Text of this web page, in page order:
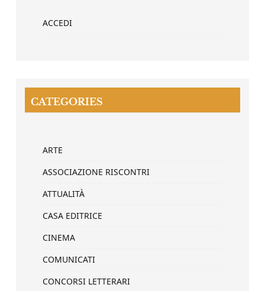
ACCEDI
CATEGORIES
ARTE
ASSOCIAZIONE RISCONTRI
ATTUALITÀ
CASA EDITRICE
CINEMA
COMUNICATI
CONCORSI LETTERARI